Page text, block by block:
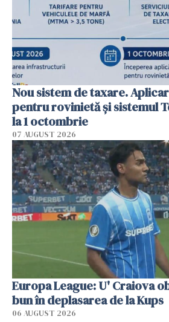
Nou sistem de taxare.
pentru rovinietă şi sistemul
la 1 octombrie
07 AUGUST 2026
Europa League: U' Craiova
bun în deplasarea de la Kups
06 AUGUST 2026